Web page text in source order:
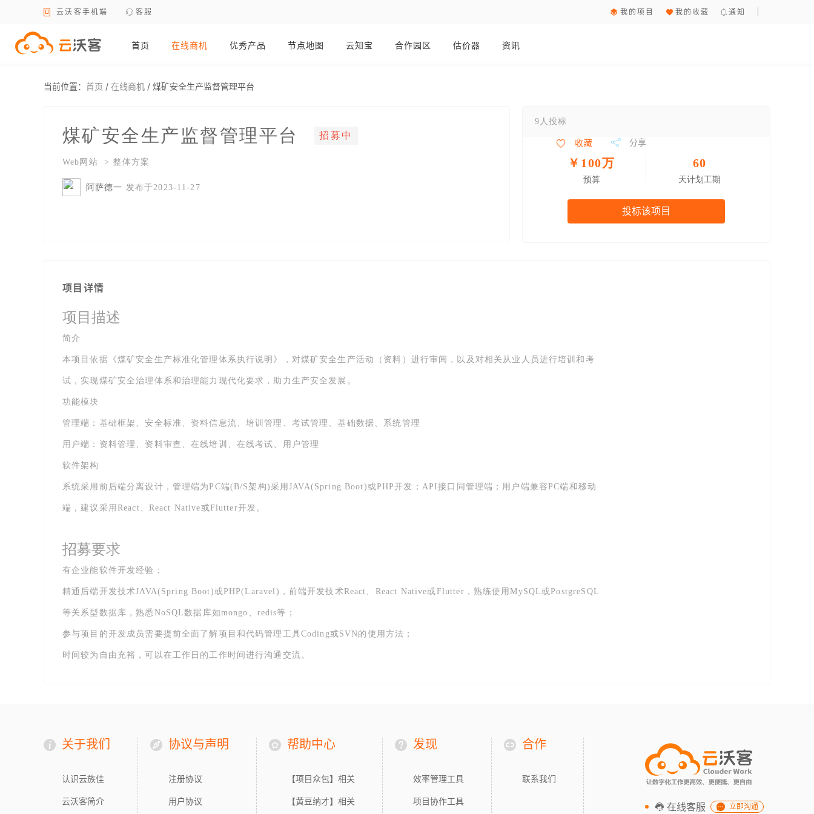
云沃客手机端 客服 我的项目 我的收藏 通知
首页 在线商机 优秀产品 节点地图 云知宝 合作园区 估价器 资讯
当前位置： 首页 / 在线商机 / 煤矿安全生产监督管理平台
煤矿安全生产监督管理平台 招募中
Web网站 > 整体方案
阿萨德一 发布于2023-11-27
9人投标
收藏 分享
￥100万
预算
60
天计划工期
投标该项目
项目详情
项目描述
简介
本项目依据《煤矿安全生产标准化管理体系执行说明》，对煤矿安全生产活动（资料）进行审阅，以及对相关从业人员进行培训和考
试，实现煤矿安全治理体系和治理能力现代化要求，助力生产安全发展。
功能模块
管理端：基础框架、安全标准、资料信息流、培训管理、考试管理、基础数据、系统管理
用户端：资料管理、资料审查、在线培训、在线考试、用户管理
软件架构
系统采用前后端分离设计，管理端为PC端(B/S架构)采用JAVA(Spring Boot)或PHP开发；API接口同管理端；用户端兼容PC端和移动
端，建议采用React、React Native或Flutter开发。
招募要求
有企业能软件开发经验；
精通后端开发技术JAVA(Spring Boot)或PHP(Laravel)，前端开发技术React、React Native或Flutter，熟练使用MySQL或PostgreSQL
等关系型数据库，熟悉NoSQL数据库如mongo、redis等；
参与项目的开发成员需要提前全面了解项目和代码管理工具Coding或SVN的使用方法；
时间较为自由充裕，可以在工作日的工作时间进行沟通交流。
关于我们
认识云族佳
云沃客简介
协议与声明
注册协议
用户协议
帮助中心
【项目众包】相关
【黄豆纳才】相关
发现
效率管理工具
项目协作工具
合作
联系我们
在线客服 立即沟通